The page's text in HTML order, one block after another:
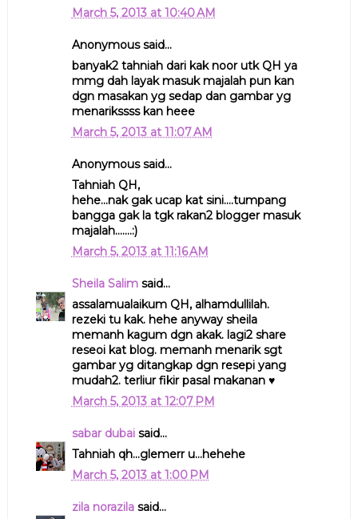
March 5, 2013 at 10:40 AM
Anonymous said...
banyak2 tahniah dari kak noor utk QH ya
mmg dah layak masuk majalah pun kan
dgn masakan yg sedap dan gambar yg
menarikssss kan heee
March 5, 2013 at 11:07 AM
Anonymous said...
Tahniah QH,
hehe...nak gak ucap kat sini....tumpang
bangga gak la tgk rakan2 blogger masuk
majalah.......:)
March 5, 2013 at 11:16 AM
Sheila Salimsaid...
assalamualaikum QH, alhamdullilah.
rezeki tu kak. hehe anyway sheila
memanh kagum dgn akak. lagi2 share
reseoi kat blog. memanh menarik sgt
gambar yg ditangkap dgn resepi yang
mudah2. terliur fikir pasal makanan ♥
March 5, 2013 at 12:07 PM
sabar dubaisaid...
Tahniah qh...glemerr u...hehehe
March 5, 2013 at 1:00 PM
zila norazilasaid...